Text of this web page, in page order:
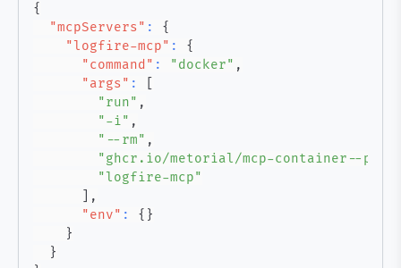
{
"mcpServers" :
{
"logfire-mcp" :
{
"command" : "docker" ,
"args" :
"run" ,
"-i" ,
"--rm" ,
"ghcr.io/metorial/mcp-container--
"logfire-mcp"
,
"env" : { }
}
}